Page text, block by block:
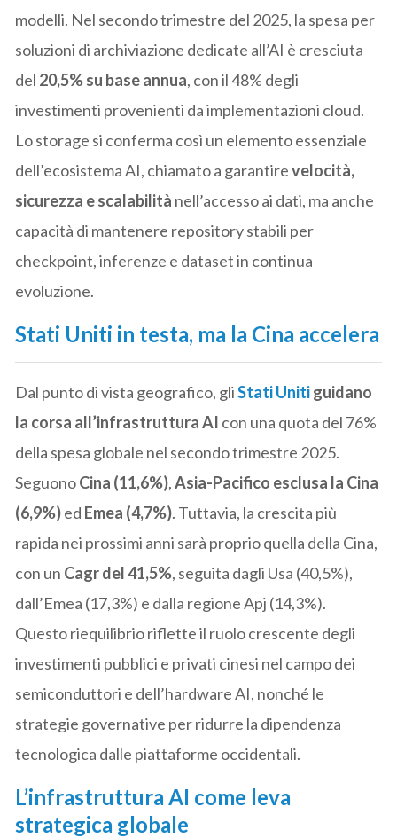
modelli. Nel secondo trimestre del 2025, la spesa per
soluzioni di archiviazione dedicate all’AI è cresciuta
del 20,5% su base annua, con il 48% degli
investimenti provenienti da implementazioni cloud.
Lo storage si conferma così un elemento essenziale
dell’ecosistema AI, chiamato a garantirevelocità,
sicurezza e scalabilità nell’accesso ai dati, ma anche
capacità di mantenere repository stabili per
checkpoint, inferenze e dataset in continua
evoluzione.
Stati Uniti in testa, ma la Cina accelera
Dal punto di vista geografico, gliStati Unitiguidano
la corsa all’infrastruttura AI con una quota del 76%
della spesa globale nel secondo trimestre 2025.
SeguonoCina (11,6%),Asia-Pacifico esclusa la Cina
(6,9%)ed Emea (4,7%). Tuttavia, la crescita più
rapida nei prossimi anni sarà proprio quella della Cina,
con un Cagr del 41,5%, seguita dagli Usa (40,5%),
dall’Emea (17,3%) e dalla regione Apj (14,3%).
Questo riequilibrio riflette il ruolo crescente degli
investimenti pubblici e privati cinesi nel campo dei
semiconduttori e dell’hardware AI, nonché le
strategie governative per ridurre la dipendenza
tecnologica dalle piattaforme occidentali.
L’infrastruttura AI come leva
strategica globale